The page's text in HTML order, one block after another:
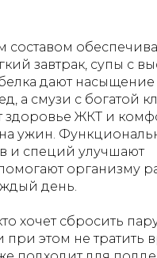
составом
завтрак, супы с
дают насыщение
а смузи с богатой
здоровье ЖКТ и
ужин.
и специй улучшают
организму
день.
хочет сбросить
этом не тратить